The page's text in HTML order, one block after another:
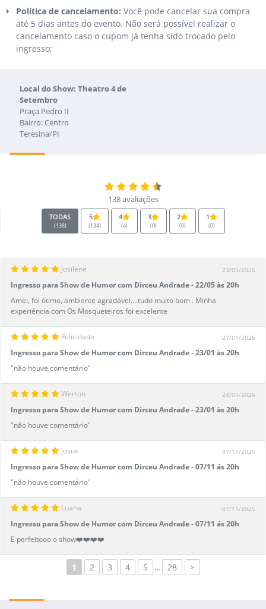
Política de cancelamento: Você pode cancelar sua compra
até 5 dias antes do evento. Não será possível realizar o
cancelamento caso o cupom já tenha sido trocado pelo
ingresso;
Local do Show: Theatro 4 de
Setembro
Praça Pedro II
Bairro: Centro
Teresina/PI
138 avaliações
TODAS
(138)
5
(134)
4
(4)
3
(0)
2
(0)
1
(0)
Josilene 23/05/2026
Ingresso para Show de Humor com Dirceu Andrade - 22/05 às 20h
Amei, foi ótimo, ambiente agradável....tudo muito bom . Minha
experiência com Os Mosqueteiros foi excelente
Felicidade 27/01/2026
Ingresso para Show de Humor com Dirceu Andrade - 23/01 às 20h
"não houve comentário"
Werton 24/01/2026
Ingresso para Show de Humor com Dirceu Andrade - 23/01 às 20h
"não houve comentário"
Josue 07/11/2025
Ingresso para Show de Humor com Dirceu Andrade - 07/11 ás 20h
"não houve comentário"
Luana 07/11/2025
Ingresso para Show de Humor com Dirceu Andrade - 07/11 ás 20h
E perfeitooo o show❤️❤️❤️❤️
1 2 3 4 5 … 28 >